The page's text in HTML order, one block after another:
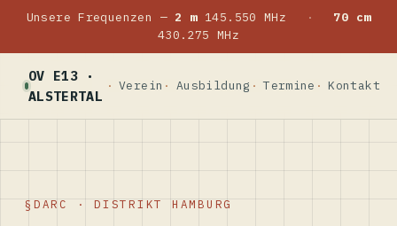
Unsere Frequenzen — 2 m145.550 MHz ·
70 cm
430.275 MHz
OV E13 ·
ALSTERTAL
Verein Ausbildung Termine Kontakt
DARC · DISTRIKT HAMBURG